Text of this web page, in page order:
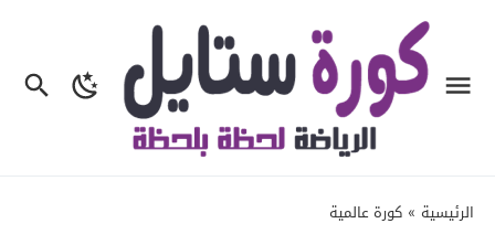
الرئيسية » كورة عالمية